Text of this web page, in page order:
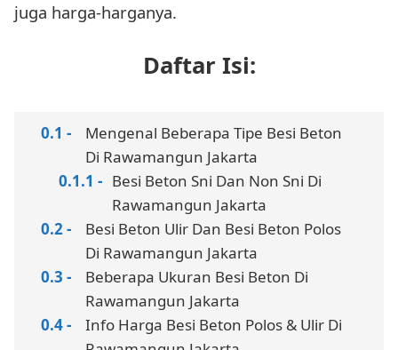
juga harga-harganya.
Daftar Isi:
Mengenal Beberapa Tipe Besi Beton
Di Rawamangun Jakarta
Besi Beton Sni Dan Non Sni Di
Rawamangun Jakarta
Besi Beton Ulir Dan Besi Beton Polos
Di Rawamangun Jakarta
Beberapa Ukuran Besi Beton Di
Rawamangun Jakarta
Info Harga Besi Beton Polos & Ulir Di